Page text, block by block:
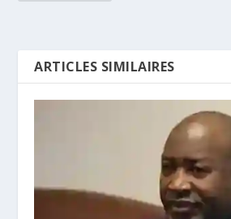
ARTICLES SIMILAIRES